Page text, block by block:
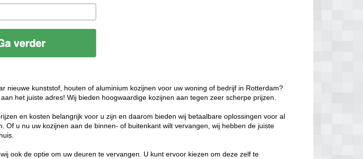
nieuwe kunststof, houten of aluminium kozijnen voor uw woning of bedrijf in Rotterdam?
het juiste adres! Wij bieden hoogwaardige kozijnen aan tegen zeer scherpe prijzen.
en kosten belangrijk voor u zijn en daarom bieden wij betaalbare oplossingen voor al
Of u nu uw kozijnen aan de binnen- of buitenkant wilt vervangen, wij hebben de juiste
ook de optie om uw deuren te vervangen. U kunt ervoor kiezen om deze zelf te